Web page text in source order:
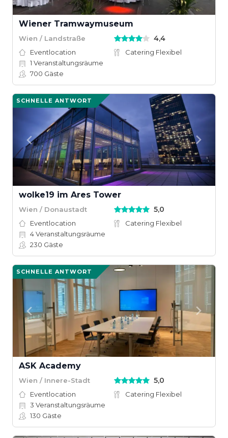
Wiener Tramwaymuseum
Wien / Landstraße 4,4
Eventlocation
Catering Flexibel
1 Veranstaltungsräume
700 Gäste
SCHNELLE ANTWORT
wolke19 im Ares Tower
Wien / Donaustadt 5,0
Eventlocation
Catering Flexibel
4Veranstaltungsräume
230 Gäste
SCHNELLE ANTWORT
ASK Academy
Wien / Innere-Stadt 5,0
Eventlocation
Catering Flexibel
3 Veranstaltungsräume
130 Gäste